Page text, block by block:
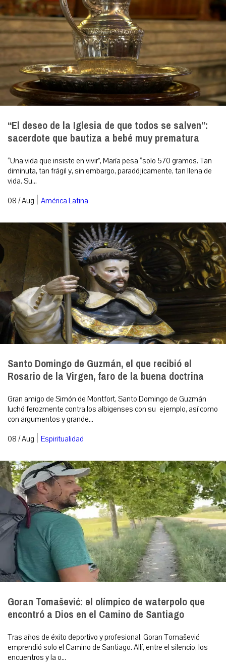
“El deseo de la Iglesia de que todos se salven”:
sacerdote que bautiza a bebé muy prematura
“Una vida que insiste en vivir”, María pesa “solo 570 gramos. Tan
diminuta, tan frágil y, sin embargo, paradójicamente, tan llena de
vida. Su...
08 / Aug | América Latina
Santo Domingo de Guzmán, el que recibió el
Rosario de la Virgen, faro de la buena doctrina
Gran amigo de Simón de Montfort, Santo Domingo de Guzmán
luchó ferozmente contra los albigenses con su ejemplo, así como
con argumentos y grande...
08 / Aug | Espiritualidad
Goran Tomašević: el olímpico de waterpolo que
encontró a Dios en el Camino de Santiago
Tras años de éxito deportivo y profesional, Goran Tomašević
emprendió solo el Camino de Santiago. Allí, entre el silencio, los
encuentros y la o...